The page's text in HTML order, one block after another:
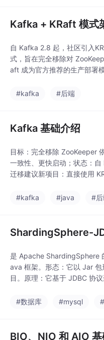
Kafka + KRaft 模式
自 Kafka 2.8 起，社区引入
式，旨在完全移除对
aft 成为官方推荐的生产部署
独立元数据盘。
#kafka #后端
Kafka 基础介绍
目标：完全移除 ZooKeeper
一致性、更快启动；状态：
迁移建议新项目：直接使用
理）→ Leader/Follower（高
#kafka #java #
ShardingSphere-
是 Apache ShardingSphere
ava 框架。形态：它以 Jar
目。原理：它基于 JDBC 协
心能力：它将数据库视为一
#数据库 #mysql
BIO、NIO 和 AIO